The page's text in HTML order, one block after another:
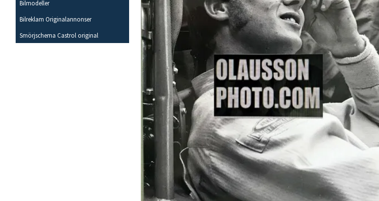
Bilmodeller
Bilreklam Originalannonser
Smörjschema Castrol original